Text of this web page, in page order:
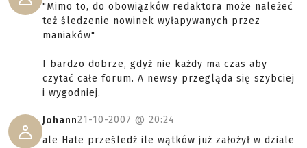
"Mimo to, do obowiązków redaktora może należeć
też śledzenie nowinek wyłapywanych przez
maniaków"
I bardzo dobrze, gdyż nie każdy ma czas aby
czytać całe forum. A newsy przegląda się szybciej
i wygodniej.
Johann21-10-2007 @ 20:24
ale Hate prześledź ile wątków już założył w dziale